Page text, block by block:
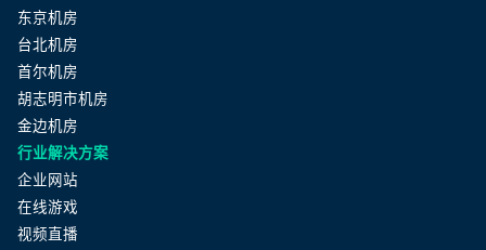
东京机房
台北机房
首尔机房
胡志明市机房
金边机房
行业解决方案
企业网站
在线游戏
视频直播